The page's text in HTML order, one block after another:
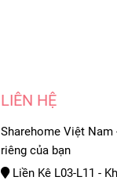
LIÊN HỆ
Sharehome Việt
riêng của bạn
Liền Kê L03-L11 -